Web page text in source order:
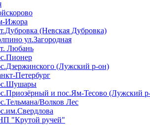
Ижора
(Невская Дубровка)
ул.Загородная
Любань
(Лужский р-он)
Петербург
и пос.Ям-Тесово (Лужский
Волков Лес
"Крутой ручей"